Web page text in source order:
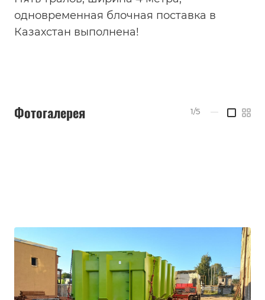
одновременная блочная поставка в
Казахстан выполнена!
Фотогалерея 1/5 —